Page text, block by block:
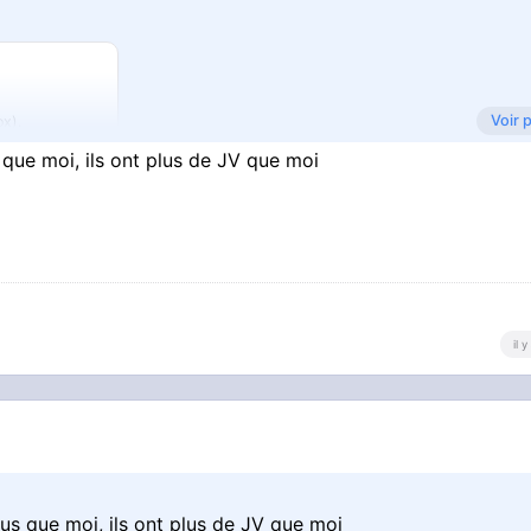
Voir
moi, ils ont plus de JV que moi
il y
que moi, ils ont plus de JV que moi